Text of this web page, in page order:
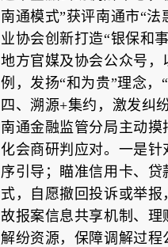
南通模式”获评南通市“
业协会创新打造“银保和
地方官媒及协会公众号，
例，发扬“和为贵”理念
四、溯源+集约，激发纠
南通金融监管分局主动
化会商研判应对。一是
序引导；瞄准信用卡、
式，自愿撤回投诉或举
故报案信息共享机制、
解纷资源，保障调解过程